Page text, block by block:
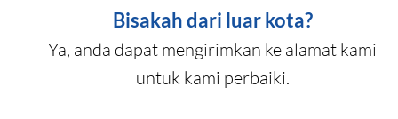
Bisakah dari luar kota?
Ya, anda dapat mengirimkan ke alamat kami
untuk kami perbaiki.